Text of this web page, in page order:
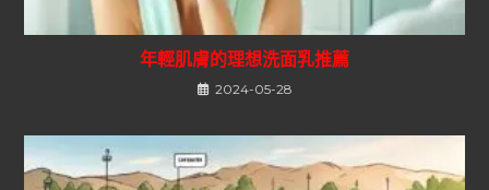
年輕肌膚的理想洗面乳推薦
2024-05-28